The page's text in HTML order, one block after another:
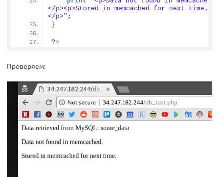
</p><p>Stored in memcached for next time.
</p>" ;
}
?>
Проверяем: